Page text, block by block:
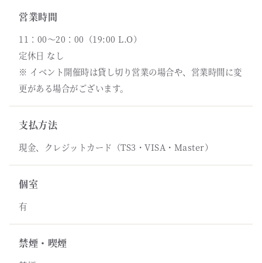
営業時間
11：00～20：00（19:00 L.O）
定休日 なし
※ イベント開催時は貸し切り営業の場合や、営業時間に変
更がある場合がございます。
支払方法
現金、クレジットカード（TS3・VISA・Master）
個室
有
禁煙・喫煙